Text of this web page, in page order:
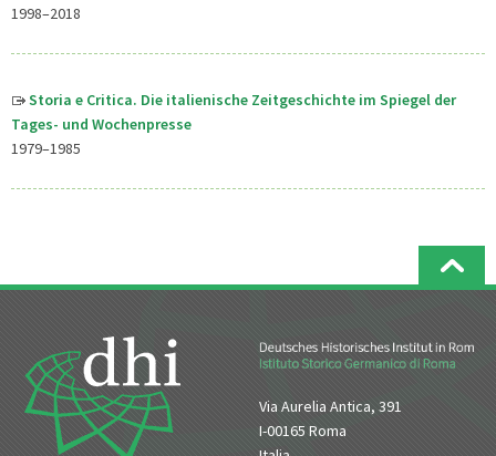
1998–2018
Storia e Critica. Die italienische Zeitgeschichte im Spiegel der
Tages- und Wochenpresse
1979–1985
Via Aurelia Antica, 391
I-00165 Roma